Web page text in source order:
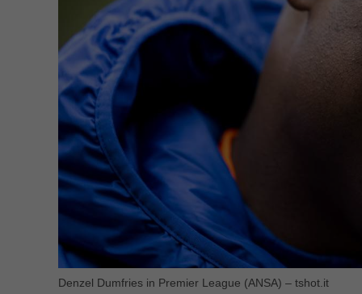
Denzel Dumfries in Premier League (ANSA) – tshot.it